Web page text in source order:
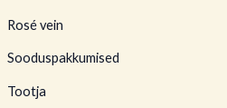
Rosé vein
Sooduspakkumised
Tootja